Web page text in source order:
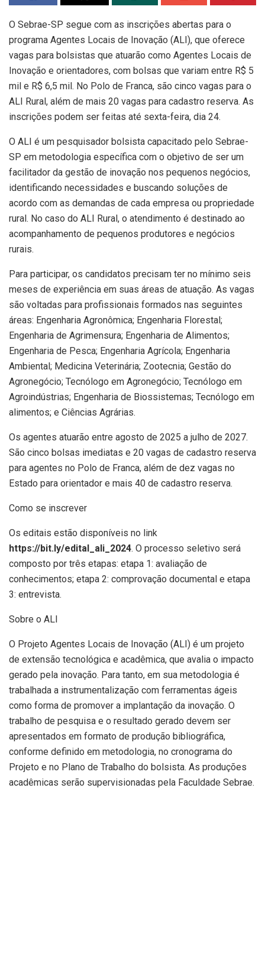
O Sebrae-SP segue com as inscrições abertas para o
programa Agentes Locais de Inovação (ALI), que oferece
vagas para bolsistas que atuarão como Agentes Locais de
Inovação e orientadores, com bolsas que variam entre R$ 5
mil e R$ 6,5 mil. No Polo de Franca, são cinco vagas para o
ALI Rural, além de mais 20 vagas para cadastro reserva. As
inscrições podem ser feitas até sexta-feira, dia 24.
O ALI é um pesquisador bolsista capacitado pelo Sebrae-
SP em metodologia específica com o objetivo de ser um
facilitador da gestão de inovação nos pequenos negócios,
identificando necessidades e buscando soluções de
acordo com as demandas de cada empresa ou propriedade
rural. No caso do ALI Rural, o atendimento é destinado ao
acompanhamento de pequenos produtores e negócios
rurais.
Para participar, os candidatos precisam ter no mínimo seis
meses de experiência em suas áreas de atuação. As vagas
são voltadas para profissionais formados nas seguintes
áreas: Engenharia Agronômica; Engenharia Florestal;
Engenharia de Agrimensura; Engenharia de Alimentos;
Engenharia de Pesca; Engenharia Agrícola; Engenharia
Ambiental; Medicina Veterinária; Zootecnia; Gestão do
Agronegócio; Tecnólogo em Agronegócio; Tecnólogo em
Agroindústrias; Engenharia de Biossistemas; Tecnólogo em
alimentos; e Ciências Agrárias.
Os agentes atuarão entre agosto de 2025 a julho de 2027.
São cinco bolsas imediatas e 20 vagas de cadastro reserva
para agentes no Polo de Franca, além de dez vagas no
Estado para orientador e mais 40 de cadastro reserva.
Como se inscrever
Os editais estão disponíveis no link
https://bit.ly/edital_ali_2024. O processo seletivo será
composto por três etapas: etapa 1: avaliação de
conhecimentos; etapa 2: comprovação documental e etapa
3: entrevista.
Sobre o ALI
O Projeto Agentes Locais de Inovação (ALI) é um projeto
de extensão tecnológica e acadêmica, que avalia o impacto
gerado pela inovação. Para tanto, em sua metodologia é
trabalhada a instrumentalização com ferramentas ágeis
como forma de promover a implantação da inovação. O
trabalho de pesquisa e o resultado gerado devem ser
apresentados em formato de produção bibliográfica,
conforme definido em metodologia, no cronograma do
Projeto e no Plano de Trabalho do bolsista. As produções
acadêmicas serão supervisionadas pela Faculdade Sebrae.